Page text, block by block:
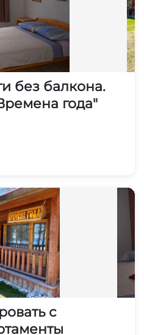
без балкона.
года"
с